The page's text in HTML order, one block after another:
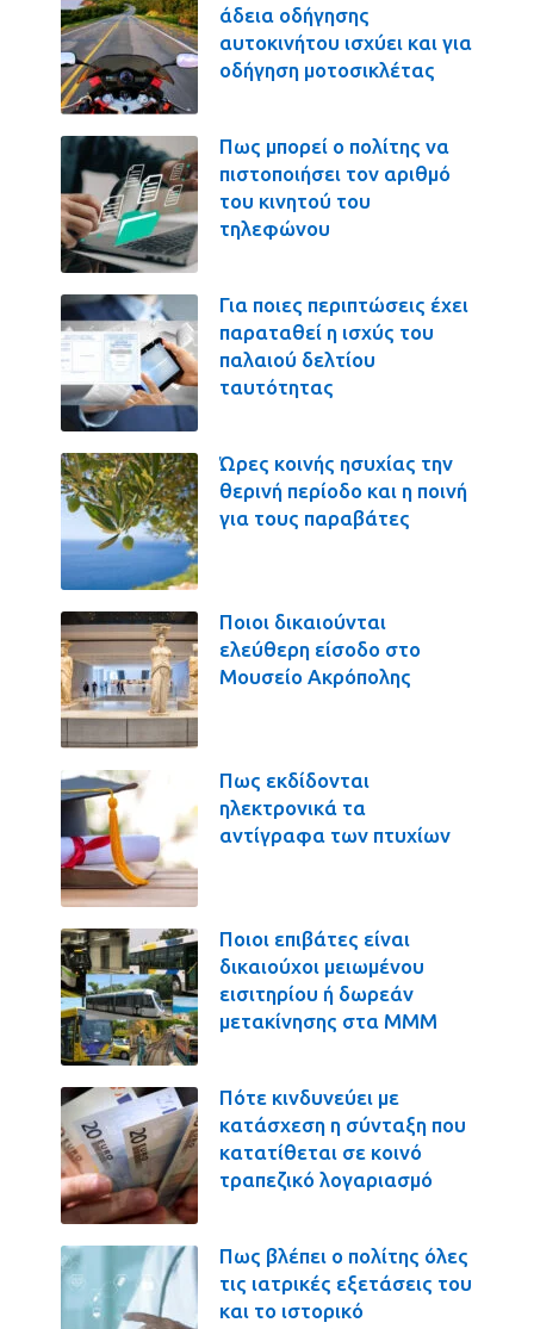
άδεια οδήγησης
αυτοκινήτου ισχύει και για
οδήγηση μοτοσικλέτας
Πως μπορεί ο πολίτης να
πιστοποιήσει τον αριθμό
του κινητού του
τηλεφώνου
Για ποιες περιπτώσεις έχει
παραταθεί η ισχύς του
παλαιού δελτίου
ταυτότητας
Ώρες κοινής ησυχίας την
θερινή περίοδο και η ποινή
για τους παραβάτες
Ποιοι δικαιούνται
ελεύθερη είσοδο στο
Μουσείο Ακρόπολης
Πως εκδίδονται
ηλεκτρονικά τα
αντίγραφα των πτυχίων
Ποιοι επιβάτες είναι
δικαιούχοι μειωμένου
εισιτηρίου ή δωρεάν
μετακίνησης στα ΜΜΜ
Πότε κινδυνεύει με
κατάσχεση η σύνταξη που
κατατίθεται σε κοινό
τραπεζικό λογαριασμό
Πως βλέπει ο πολίτης όλες
τις ιατρικές εξετάσεις του
και το ιστορικό